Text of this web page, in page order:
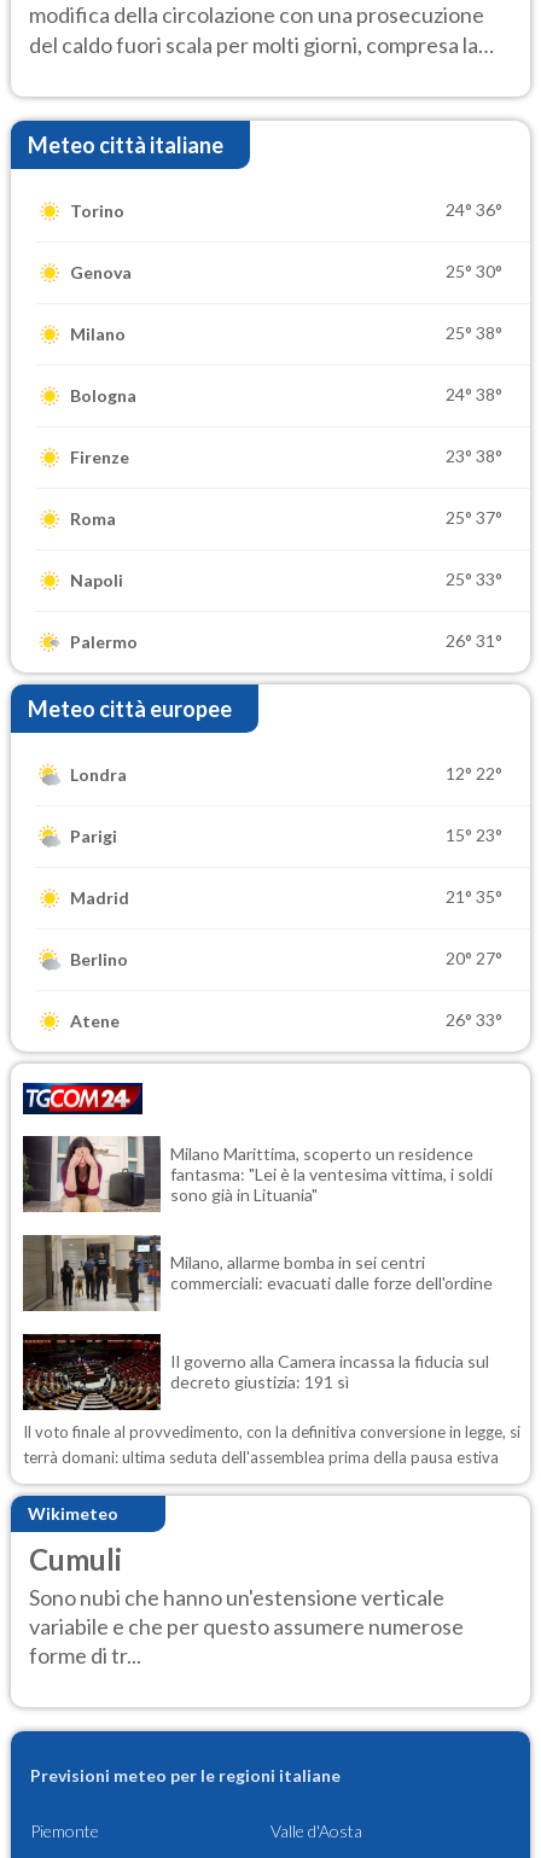
modifica della circolazione con una prosecuzione
del caldo fuori scala per molti giorni, compresa la
Meteo città italiane
Torino 24° 36°
Genova 25° 30°
Milano 25° 38°
Bologna 24° 38°
Firenze 23° 38°
Roma 25° 37°
Napoli 25° 33°
Palermo 26° 31°
Meteo città europee
Londra 12° 22°
Parigi 15° 23°
Madrid 21° 35°
Berlino 20° 27°
Atene 26° 33°
Milano Marittima, scoperto un residence
fantasma: "Lei è la ventesima vittima, i soldi
sono già in Lituania"
Milano, allarme bomba in sei centri
commerciali: evacuati dalle forze dell'ordine
Il governo alla Camera incassa la fiducia sul
decreto giustizia: 191 sì
Il voto finale al provvedimento, con la definitiva conversione in legge, si
terrà domani: ultima seduta dell'assemblea prima della pausa estiva
Wikimeteo
Cumuli
Sono nubi che hanno un'estensione verticale
variabile e che per questo assumere numerose
forme di tr...
Previsioni meteo per le regioni italiane
Piemonte Valle d'Aosta